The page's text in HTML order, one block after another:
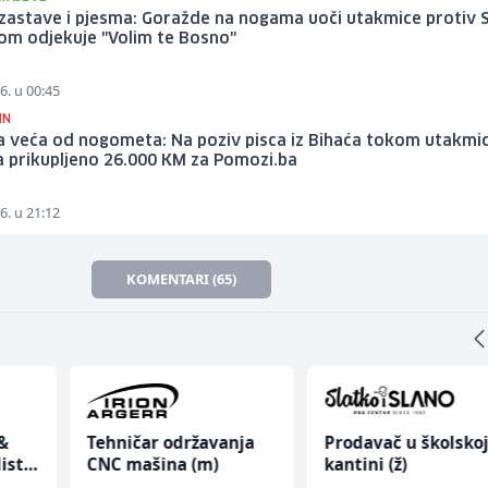
i pjesma: Goražde na nogama uoči utakmice protiv
odjekuje "Volim te Bosno"
u 00:45
veća od nogometa: Na poziv pisca iz Bihaća tokom
prikupljeno 26.000 KM za Pomozi.ba
u 21:12
KOMENTARI (65)
Tehničar održavanja
CNC mašina (m)
Prodavač u školskoj
kantini (ž)